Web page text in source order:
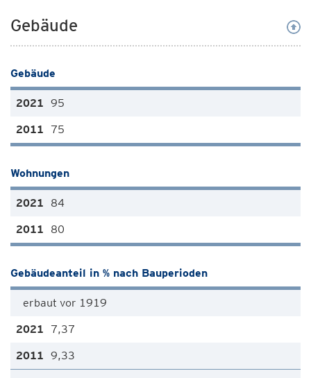
Gebäude
Gebäude
95
75
Wohnungen
84
80
Gebäudeanteil in % nach Bauperioden
erbaut vor 1919
7,37
9,33